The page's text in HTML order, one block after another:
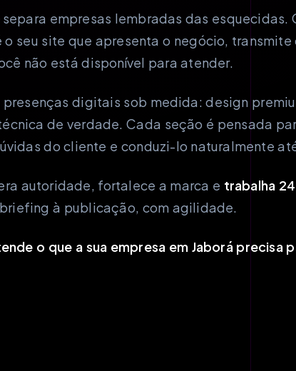
empresas lembradas das esquecidas.
o seu site que apresenta o negócio,
não está disponível para atender.
presenças digitais sob medida: design
de verdade. Cada seção é pensada
do cliente e conduzi-lo naturalmente
autoridade, fortalece a marca e trabalha
à publicação, com agilidade.
o que a sua empresa em Jaborá precisa